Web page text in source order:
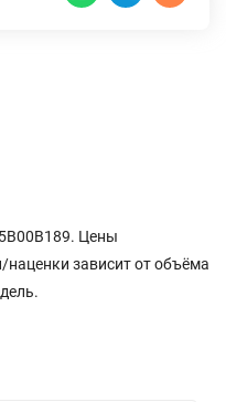
Цены
зависит от объёма